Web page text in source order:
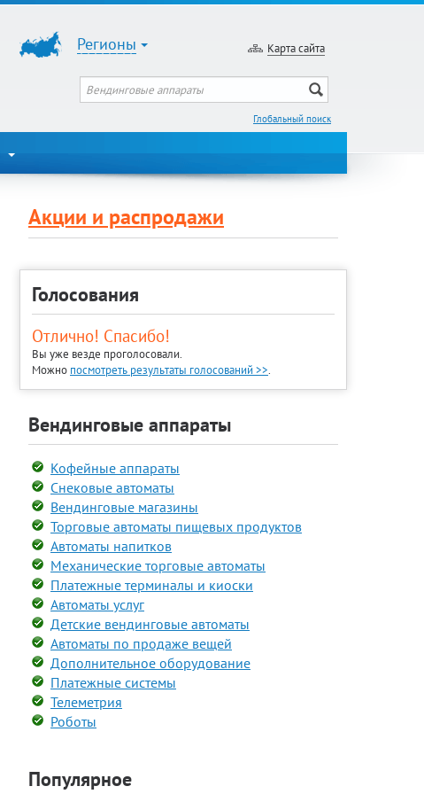
Регионы Карта сайта
Глобальный поиск
Акции и распродажи
Голосования
Отлично! Спасибо!
Вы уже везде проголосовали.
Можно посмотреть результаты голосований >>.
Вендинговые аппараты
Кофейные аппараты
Снековые автоматы
Вендинговые магазины
Торговые автоматы пищевых продуктов
Автоматы напитков
Механические торговые автоматы
Платежные терминалы и киоски
Автоматы услуг
Детские вендинговые автоматы
Автоматы по продаже вещей
Дополнительное оборудование
Платежные системы
Телеметрия
Роботы
Популярное